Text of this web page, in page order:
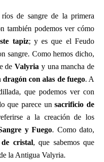
de sangre de la primera
también podemos ver cómo
tapiz; y es que el Feudo
sangre. Como hemos dicho,
deValyria y una mancha de
dragón con alas de fuego. A
que podemos ver con
que parece unsacrificio de
a la creación de los
y Fuego. Como dato,
de cristal, que sabemos que
la Antigua Valyria.